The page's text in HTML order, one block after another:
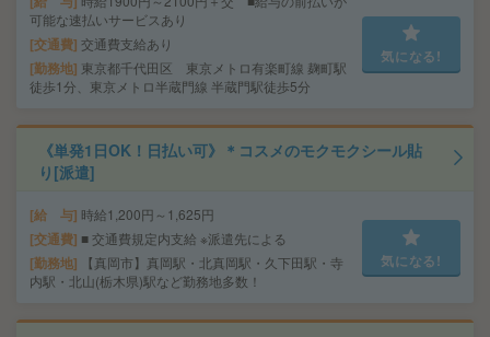
可能な速払いサービスあり
交通費 交通費支給あり
勤務地 東京都千代田区 東京メトロ有楽町線 麹町駅
徒歩1分、東京メトロ半蔵門線 半蔵門駅徒歩5分
気になる!
《単発1日OK！日払い可》＊コスメのモクモクシール貼
り[派遣]
給 与 時給1,200円～1,625円
交通費 ■ 交通費規定内支給 ※派遣先による
勤務地
【真岡市】真岡駅・北真岡駅・久下田駅・寺
内駅・北山(栃木県)駅など勤務地多数！
気になる!